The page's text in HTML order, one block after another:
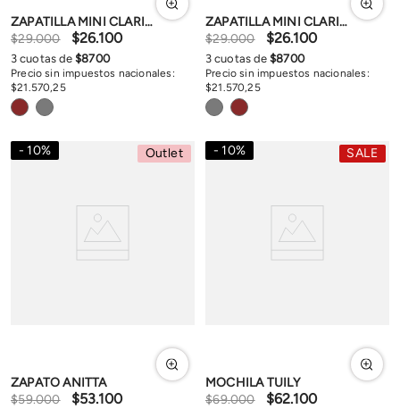
ZAPATILLA MINI CLARITY
$29.000 $26.100
Precio sin impuestos nacionales:
$21.570,25
3 cuotas de$8700
ZAPATILLA MINI CLARITY
$29.000 $26.100
Precio sin impuestos nacionales:
$21.570,25
3 cuotas de$8700
10% Outlet
ZAPATO ANITTA
$59.000 $53.100
10% SALE
MOCHILA TUILY
$69.000 $62.100